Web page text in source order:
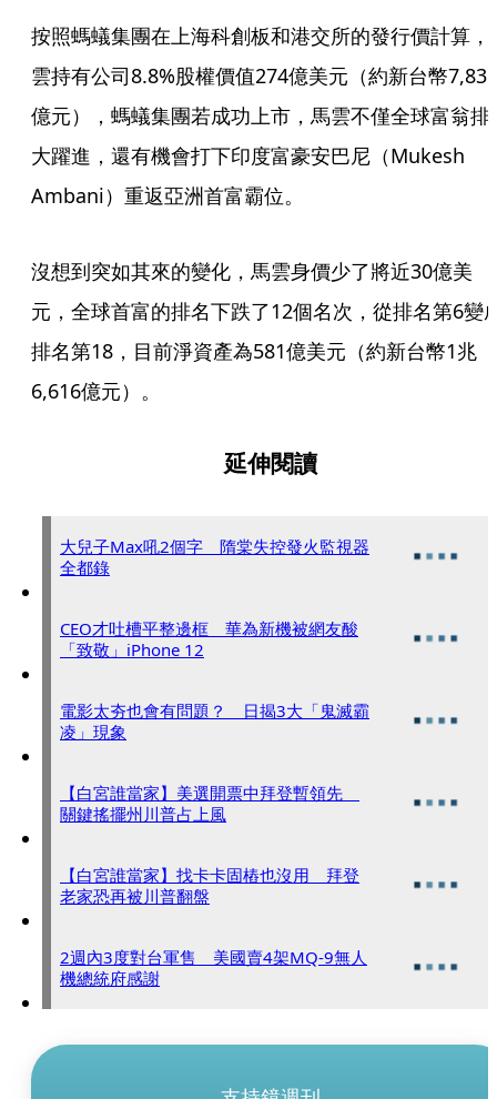
按照螞蟻集團在上海科創板和港交所的發行價計算，
雲持有公司8.8%股權價值274億美元（約新台幣7,836
億元），螞蟻集團若成功上市，馬雲不僅全球富翁排
大躍進，還有機會打下印度富豪安巴尼（Mukesh
Ambani）重返亞洲首富霸位。
沒想到突如其來的變化，馬雲身價少了將近30億美
元，全球首富的排名下跌了12個名次，從排名第6變
排名第18，目前淨資產為581億美元（約新台幣1兆
6,616億元）。
延伸閱讀
大兒子Max吼2個字 隋棠失控發火監視器
全都錄
CEO才吐槽平整邊框 華為新機被網友酸
「致敬」iPhone 12
電影太夯也會有問題？ 日揭3大「鬼滅霸
凌」現象
【白宮誰當家】美選開票中拜登暫領先
關鍵搖擺州川普占上風
【白宮誰當家】找卡卡固樁也沒用 拜登
老家恐再被川普翻盤
2週內3度對台軍售 美國賣4架MQ-9無人
機總統府感謝